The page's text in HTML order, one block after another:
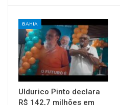
BAHIA
Uldurico Pinto declara
R$ 142,7 milhões em